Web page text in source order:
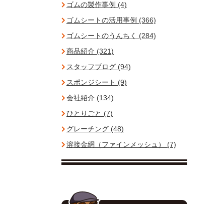
ゴムの製作事例 (4)
ゴムシートの活用事例 (366)
ゴムシートのうんちく (284)
商品紹介 (321)
スタッフブログ (94)
スポンジシート (9)
会社紹介 (134)
ひとりごと (7)
グレーチング (48)
溶接金網（ファインメッシュ） (7)